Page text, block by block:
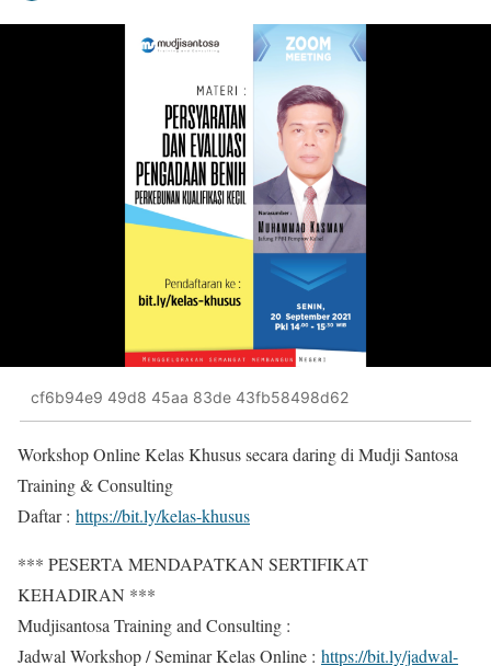
cf6b94e9 49d8 45aa 83de 43fb58498d62
Workshop Online Kelas Khusus secara daring di Mudji Santosa
Training & Consulting
Daftar : https://bit.ly/kelas-khusus
*** PESERTA MENDAPATKAN SERTIFIKAT
KEHADIRAN ***
Mudjisantosa Training and Consulting :
Jadwal Workshop / Seminar Kelas Online : https://bit.ly/jadwal-